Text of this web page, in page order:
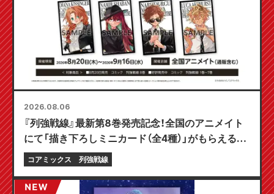
2026.08.06
『列強戦線』最新第8巻発売記念！全国のアニメイト
にて「描き下ろしミニカード（全4種）」がもらえる限
定フェアが8月20日より開催決定！
コアミックス 列強戦線